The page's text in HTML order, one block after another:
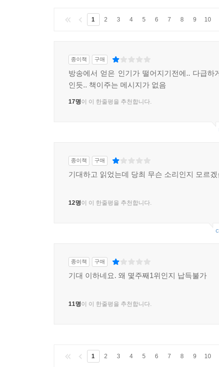
1 2 3 4 5 6 7 8 9 10
종이책 구매
방송에서 얻은 인기가 떨어지기전에.. 다급하
인듯.. 책이주는 메시지가 없음
17명이 이 한줄평을 추천합니다.
종이책 구매
기대하고 읽었는데 당최 무슨 소리인지 모르
12명이 이 한줄평을 추천합니다.
종이책 구매
기대 이하네요. 왜 몇주째1위인지 납득불가
11명이 이 한줄평을 추천합니다.
1 2 3 4 5 6 7 8 9 10